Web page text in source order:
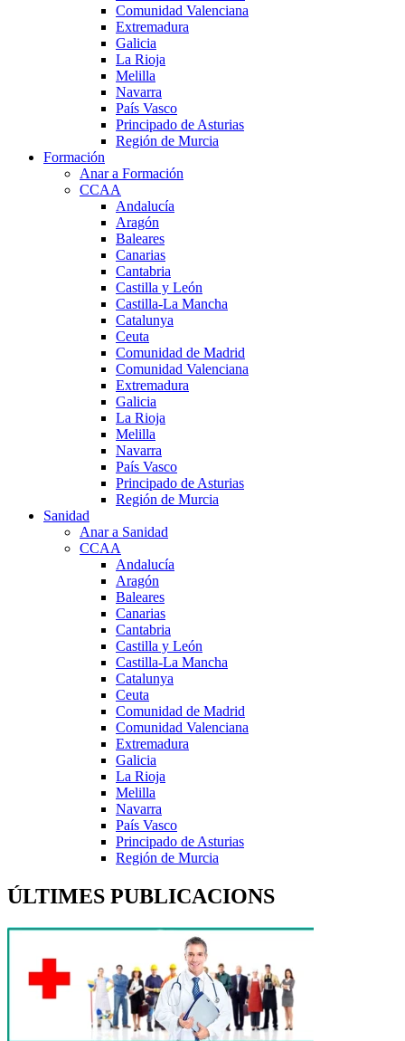
Comunidad Valenciana
Extremadura
Galicia
La Rioja
Melilla
Navarra
País Vasco
Principado de Asturias
Región de Murcia
Formación
Anar a Formación
CCAA
Andalucía
Aragón
Baleares
Canarias
Cantabria
Castilla y León
Castilla-La Mancha
Catalunya
Ceuta
Comunidad de Madrid
Comunidad Valenciana
Extremadura
Galicia
La Rioja
Melilla
Navarra
País Vasco
Principado de Asturias
Región de Murcia
Sanidad
Anar a Sanidad
CCAA
Andalucía
Aragón
Baleares
Canarias
Cantabria
Castilla y León
Castilla-La Mancha
Catalunya
Ceuta
Comunidad de Madrid
Comunidad Valenciana
Extremadura
Galicia
La Rioja
Melilla
Navarra
País Vasco
Principado de Asturias
Región de Murcia
ÚLTIMES PUBLICACIONS